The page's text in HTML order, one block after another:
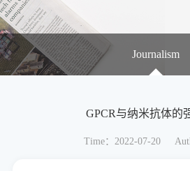
Journalism
GPCR与纳米抗体的
Time：2022-07-20